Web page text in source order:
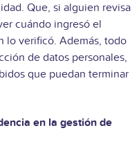
Que, si alguien revisa
cuándo ingresó el
lo verificó. Además, todo
de datos personales,
que puedan terminar
en la gestión de